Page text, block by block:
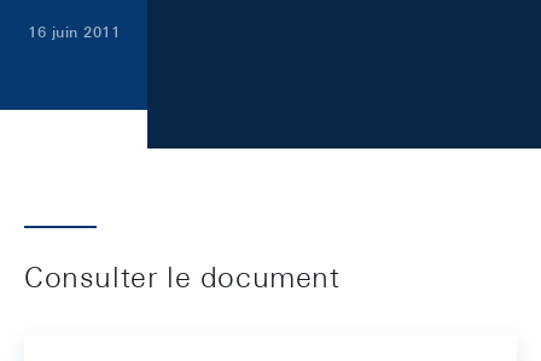
16 juin 2011
Consulter le document